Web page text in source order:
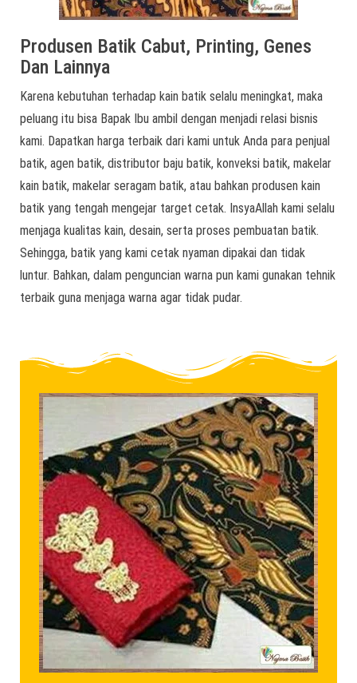
Produsen Batik Cabut, Printing, Genes
Dan Lainnya
Karena kebutuhan terhadap kain batik selalu meningkat, maka
peluang itu bisa Bapak Ibu ambil dengan menjadi relasi bisnis
kami. Dapatkan harga terbaik dari kami untuk Anda para penjual
batik, agen batik, distributor baju batik, konveksi batik, makelar
kain batik, makelar seragam batik, atau bahkan produsen kain
batik yang tengah mengejar target cetak. InsyaAllah kami selalu
menjaga kualitas kain, desain, serta proses pembuatan batik.
Sehingga, batik yang kami cetak nyaman dipakai dan tidak
luntur. Bahkan, dalam penguncian warna pun kami gunakan tehnik
terbaik guna menjaga warna agar tidak pudar.